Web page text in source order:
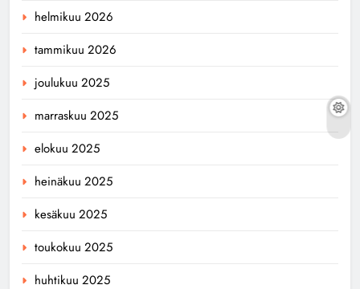
helmikuu 2026
tammikuu 2026
joulukuu 2025
marraskuu 2025
elokuu 2025
heinäkuu 2025
kesäkuu 2025
toukokuu 2025
huhtikuu 2025